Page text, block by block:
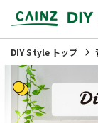
DIY Style トップ